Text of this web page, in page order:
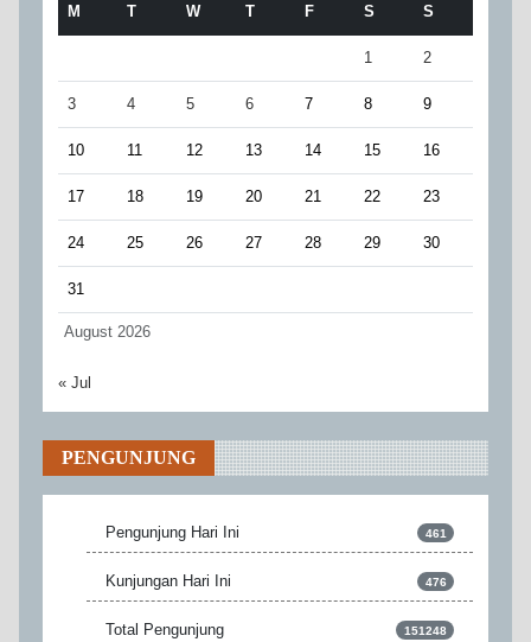
August 2026
M T W T F S S
1 2
3 4 5 6 7 8 9
10 11 12 13 14 15 16
17 18 19 20 21 22 23
24 25 26 27 28 29 30
31
« Jul
PENGUNJUNG
Pengunjung Hari Ini 461
Kunjungan Hari Ini 476
Total Pengunjung 151248